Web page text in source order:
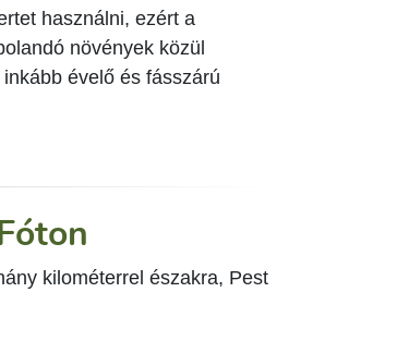
használni, ezért a
növények közül
évelő és fásszárú
kilométerrel északra, Pest